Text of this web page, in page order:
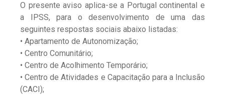
O presente aviso aplica-se a Portugal continental e
a IPSS, para o desenvolvimento de uma das
seguintes respostas sociais abaixo listadas:
• Apartamento de Autonomização;
• Centro Comunitário;
• Centro de Acolhimento Temporário;
• Centro de Atividades e Capacitação para a Inclusão
(CACI);